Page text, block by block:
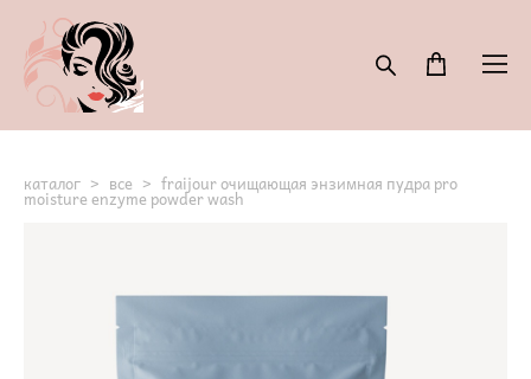
каталог > все > fraijour очищающая энзимная пудра pro
moisture enzyme powder wash